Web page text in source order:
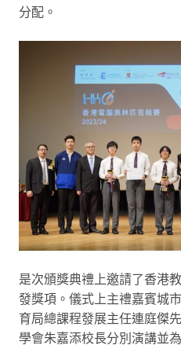
分配。
是次頒獎典禮上邀請了香港
發獎項。儀式上主禮嘉賓城
育局總課程發展主任連庭傑
學會朱嘉添校長分別演講並